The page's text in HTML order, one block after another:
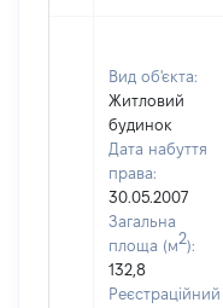
Вид об'єкта:
Житловий
будинок
Дата набуття
права:
30.05.2007
Загальна
площа (м2):
132,8
Реєстраційний